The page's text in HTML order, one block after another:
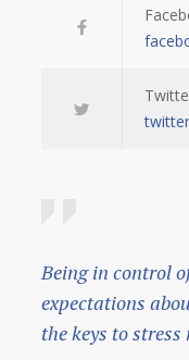
Being in control
expectations
the keys to stress